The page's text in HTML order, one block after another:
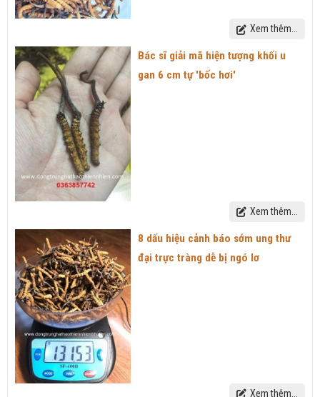
Xem thêm...
Bác sĩ giải mã hiện tượng khối u
gan 6 cm tự 'bốc hơi'
Xem thêm...
8 dấu hiệu cảnh báo sớm ung thư
đại trực tràng dễ bị ngó lơ
Xem thêm...